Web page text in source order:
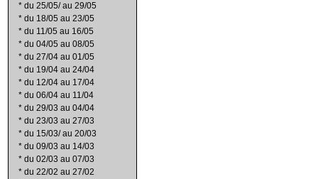
* du 25/05/ au 29/05
* du 18/05 au 23/05
* du 11/05 au 16/05
* du 04/05 au 08/05
* du 27/04 au 01/05
* du 19/04 au 24/04
* du 12/04 au 17/04
* du 06/04 au 11/04
* du 29/03 au 04/04
* du 23/03 au 27/03
* du 15/03/ au 20/03
* du 09/03 au 14/03
* du 02/03 au 07/03
* du 22/02 au 27/02